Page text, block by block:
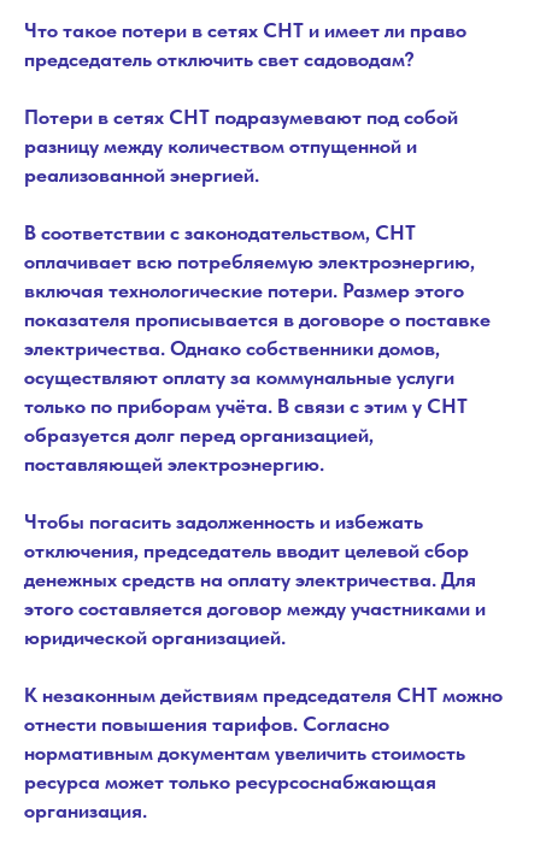
Что такое потери в сетях СНТ и имеет ли право
председатель отключить свет садоводам?
Потери в сетях СНТ подразумевают под собой
разницу между количеством отпущенной и
реализованной энергией.
В соответствии с законодательством, СНТ
оплачивает всю потребляемую электроэнергию,
включая технологические потери. Размер этого
показателя прописывается в договоре о поставке
электричества. Однако собственники домов,
осуществляют оплату за коммунальные услуги
только по приборам учёта. В связи с этим у СНТ
образуется долг перед организацией,
поставляющей электроэнергию.
Чтобы погасить задолженность и избежать
отключения, председатель вводит целевой сбор
денежных средств на оплату электричества. Для
этого составляется договор между участниками и
юридической организацией.
К незаконным действиям председателя СНТ можно
отнести повышения тарифов. Согласно
нормативным документам увеличить стоимость
ресурса может только ресурсоснабжающая
организация.